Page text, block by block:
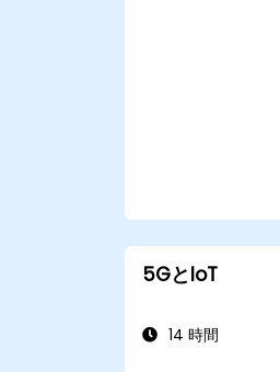
5GとIoT
14 時間